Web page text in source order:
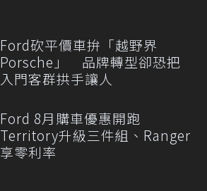
Ford砍平價車拚「越野界
Porsche」 品牌轉型卻恐把
入門客群拱手讓人
Ford 8月購車優惠開跑
Territory升級三件組、Ranger
享零利率